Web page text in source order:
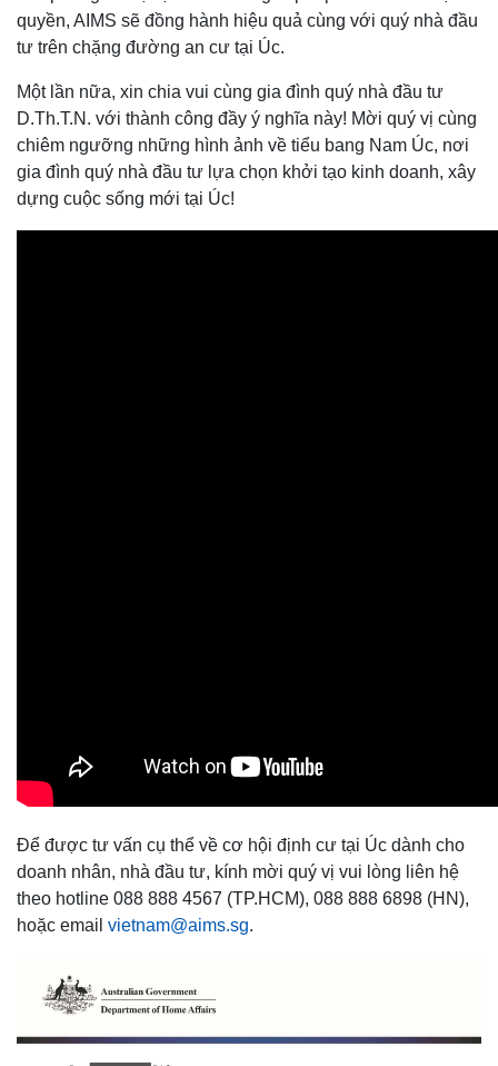
quyền, AIMS sẽ đồng hành hiệu quả cùng với quý nhà đầu
tư trên chặng đường an cư tại Úc.
Một lần nữa, xin chia vui cùng gia đình quý nhà đầu tư
D.Th.T.N. với thành công đầy ý nghĩa này! Mời quý vị cùng
chiêm ngưỡng những hình ảnh về tiểu bang Nam Úc, nơi
gia đình quý nhà đầu tư lựa chọn khởi tạo kinh doanh, xây
dựng cuộc sống mới tại Úc!
Để được tư vấn cụ thể về cơ hội định cư tại Úc dành cho
doanh nhân, nhà đầu tư, kính mời quý vị vui lòng liên hệ
theo hotline 088 888 4567 (TP.HCM), 088 888 6898 (HN),
hoặc email vietnam@aims.sg.